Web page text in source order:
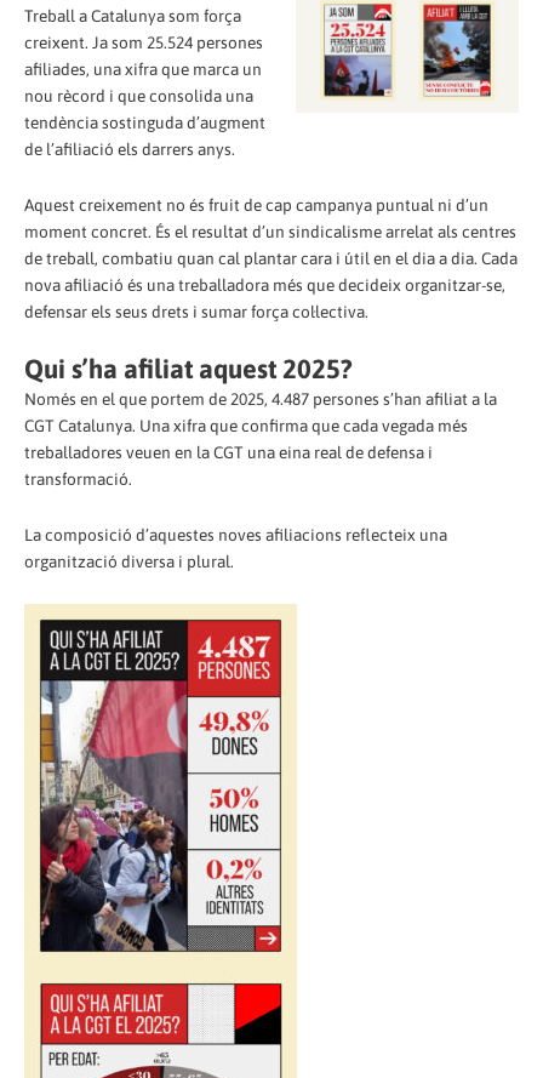
Treball a Catalunya som força
creixent. Ja som 25.524 persones
afiliades, una xifra que marca un
nou rècord i que consolida una
tendència sostinguda d’augment
de l’afiliació els darrers anys.
Aquest creixement no és fruit de cap campanya puntual ni d’un
moment concret. És el resultat d’un sindicalisme arrelat als centres
de treball, combatiu quan cal plantar cara i útil en el dia a dia. Cada
nova afiliació és una treballadora més que decideix organitzar-se,
defensar els seus drets i sumar força col·lectiva.
Qui s’ha afiliat aquest 2025?
Només en el que portem de 2025, 4.487 persones s’han afiliat a la
CGT Catalunya. Una xifra que confirma que cada vegada més
treballadores veuen en la CGT una eina real de defensa i
transformació.
La composició d’aquestes noves afiliacions reflecteix una
organització diversa i plural.